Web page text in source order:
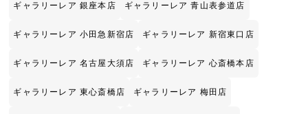
ギャラリーレア 銀座本店 ギャラリーレア 青山表参道店
ギャラリーレア 小田急新宿店 ギャラリーレア 新宿東口店
ギャラリーレア 名古屋大須店 ギャラリーレア 心斎橋本店
ギャラリーレア 東心斎橋店 ギャラリーレア 梅田店